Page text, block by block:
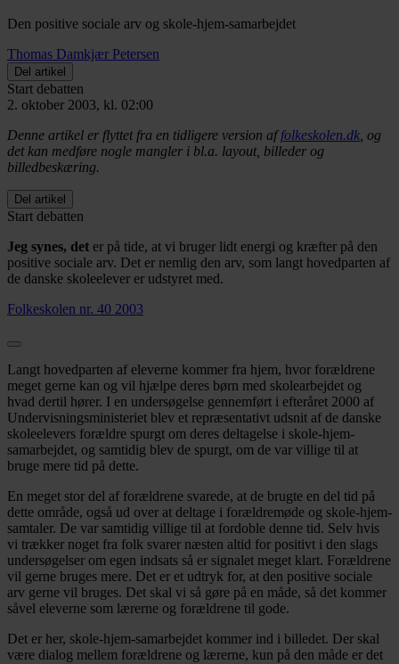
Den positive sociale arv og skole-hjem-samarbejdet
Thomas Damkjær Petersen
Del artikel
Start debatten
2. oktober 2003, kl. 02:00
Denne artikel er flyttet fra en tidligere version affolkeskolen.dk, og
det kan medføre nogle mangler i bl.a. layout, billeder og
billedbeskæring.
Del artikel
Start debatten
Jeg synes, det er på tide, at vi bruger lidt energi og kræfter på den
positive sociale arv. Det er nemlig den arv, som langt hovedparten af
de danske skoleelever er udstyret med.
Folkeskolen nr. 40 2003
Langt hovedparten af eleverne kommer fra hjem, hvor forældrene
meget gerne kan og vil hjælpe deres børn med skolearbejdet og
hvad dertil hører. I en undersøgelse gennemført i efteråret 2000 af
Undervisningsministeriet blev et repræsentativt udsnit af de danske
skoleelevers forældre spurgt om deres deltagelse i skole-hjem-
samarbejdet, og samtidig blev de spurgt, om de var villige til at
bruge mere tid på dette.
En meget stor del af forældrene svarede, at de brugte en del tid på
dette område, også ud over at deltage i forældremøde og skole-hjem-
samtaler. De var samtidig villige til at fordoble denne tid. Selv hvis
vi trækker noget fra folk svarer næsten altid for positivt i den slags
undersøgelser om egen indsats så er signalet meget klart. Forældrene
vil gerne bruges mere. Det er et udtryk for, at den positive sociale
arv gerne vil bruges. Det skal vi så gøre på en måde, så det kommer
såvel eleverne som lærerne og forældrene til gode.
Det er her, skole-hjem-samarbejdet kommer ind i billedet. Der skal
være dialog mellem forældrene og lærerne, kun på den måde er det